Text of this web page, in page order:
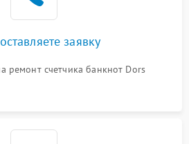
1000 ₽
заявку
ремонт счетчика банкнот Dors